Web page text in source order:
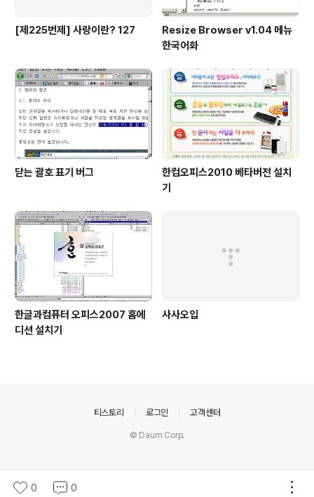
[제225번제] 사랑이란? 127
Resize Browser v1.04 메뉴
한국어화
닫는 괄호 표기 버그
한컴오피스2010 베타버전 설치
기
한글과컴퓨터 오피스2007 홈에
디션 설치기
사사오입
0 0
티스토리 로그인 고객센터
© Daum Corp.